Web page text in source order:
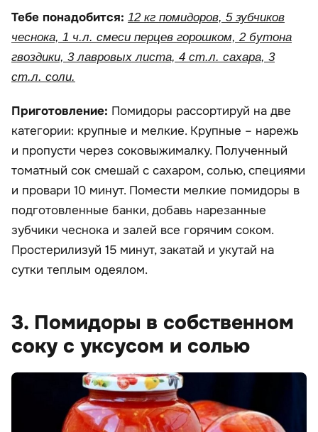
Тебе понадобится: 12 кг помидоров, 5 зубчиков
чеснока, 1 ч.л. смеси перцев горошком, 2 бутона
гвоздики, 3 лавровых листа, 4 ст.л. сахара, 3
ст.л. соли.
Приготовление: Помидоры рассортируй на две
категории: крупные и мелкие. Крупные – нарежь
и пропусти через соковыжималку. Полученный
томатный сок смешай с сахаром, солью, специями
и провари 10 минут. Помести мелкие помидоры в
подготовленные банки, добавь нарезанные
зубчики чеснока и залей все горячим соком.
Простерилизуй 15 минут, закатай и укутай на
сутки теплым одеялом.
3. Помидоры в собственном
соку с уксусом и солью